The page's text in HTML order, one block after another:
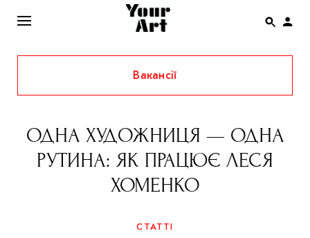
ENG
НОВИНИ
АФІША
ІНТЕРВ’Ю
СТАТТІ
Вакансії
ОДНА ХУДОЖНИЦЯ — ОДНА
РУТИНА: ЯК ПРАЦЮЄ ЛЕСЯ
ХОМЕНКО
СТАТТІ